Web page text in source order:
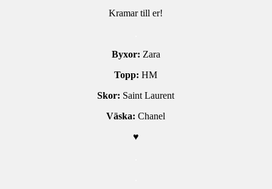
Kramar till er!
Byxor: Zara
Topp: HM
Skor: Saint Laurent
Väska: Chanel
♥